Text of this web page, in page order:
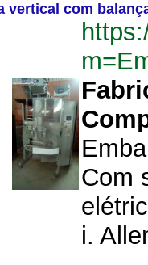
vertical com
Com
i.